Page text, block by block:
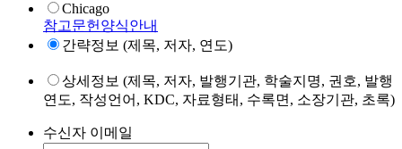
Chicago
참고문헌양식안내
간략정보 (제목, 저자, 연도)
상세정보 (제목, 저자, 발행기관, 학술지명, 권호, 발행
연도, 작성언어, KDC, 자료형태, 수록면, 소장기관, 초록)
수신자 이메일